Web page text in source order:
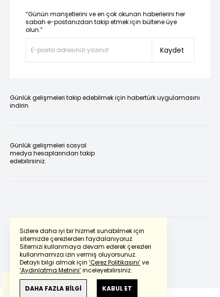
Sizlere daha iyi bir hizmet sunabilmek için
sitemizde çerezlerden faydalanıyoruz.
Sitemizi kullanmaya devam ederek çerezleri
kullanmamıza izin vermiş oluyorsunuz.
Detaylı bilgi almak için ‘Çerez Politikasını’ve
‘Aydınlatma Metnini’inceleyebilirsiniz.
DAHA FAZLA BİLGİ KABUL ET
“Günün manşetlerini ve en çok okunan haberlerini her
sabah e-postanızdan takip etmek için bültene üye
olun.”
Kaydet
Günlük gelişmeleri takip edebilmek için habertürk uygulamasını
indirin
Günlük gelişmeleri sosyal
medya hesaplarından takip
edebilirsiniz.
Powered by Translate
Bu çevirideGoogle Transletekullanılmıştır.
Anlam ve çeviri hatalarından
haberturk.com